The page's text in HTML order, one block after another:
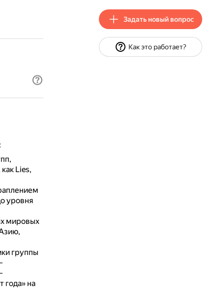
Lies,
уровня
мировых
группы
года» на
Задать новый вопрос
Как это работает?